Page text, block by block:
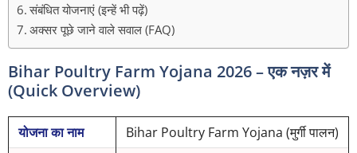
संबंधित योजनाएं (इन्हें भी पढ़ें)
अक्सर पूछे जाने वाले सवाल (FAQ)
Bihar Poultry Farm Yojana 2026 – एक नज़र में
(Quick Overview)
योजना का नाम
Bihar Poultry Farm Yojana (मुर्गी पालन)